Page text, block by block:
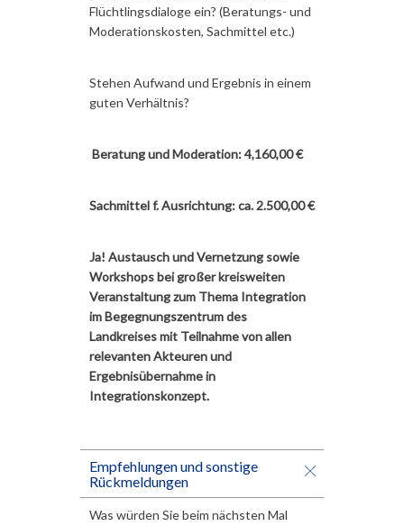
Flüchtlingsdialoge ein? (Beratungs- und
Moderationskosten, Sachmittel etc.)
Stehen Aufwand und Ergebnis in einem
guten Verhältnis?
Beratung und Moderation: 4,160,00 €
Sachmittel f. Ausrichtung: ca. 2.500,00 €
Ja! Austausch und Vernetzung sowie
Workshops bei großer kreisweiten
Veranstaltung zum Thema Integration
im Begegnungszentrum des
Landkreises mit Teilnahme von allen
relevanten Akteuren und
Ergebnisübernahme in
Integrationskonzept.
Empfehlungen und sonstige
Rückmeldungen
Was würden Sie beim nächsten Mal